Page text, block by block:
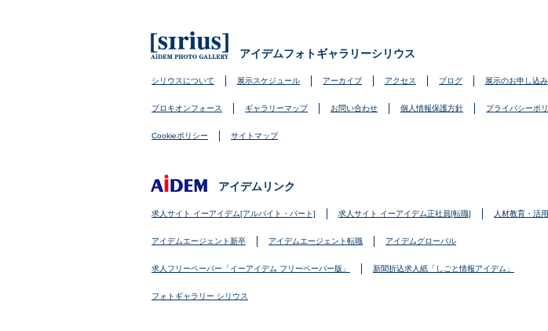
アイデムフォトギャラリーシリウス
シリウスについて 展示スケジュール アーカイブ アクセス ブログ 展示のお申し込み
プロキオンフォース ギャラリーマップ お問い合わせ 個人情報保護方針 プライバシーポ
Cookieポリシー サイトマップ
アイデムリンク
求人サイト イーアイデム[アルバイト・パート] 求人サイト イーアイデム正社員[転職] 人材教育・活
アイデムエージェント新卒 アイデムエージェント転職 アイデムグローバル
求人フリーペーパー「イーアイデム フリーペーパー版」 新聞折込求人紙「しごと情報アイデム」
フォトギャラリー シリウス